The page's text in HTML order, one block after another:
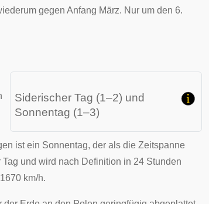
gegen Anfang März. Nur um den 6.
Siderischer Tag (1–2) und
Sonnentag (1–3)
ist ein Sonnentag, der als die Zeitspanne
und wird nach Definition in 24 Stunden
km/h.